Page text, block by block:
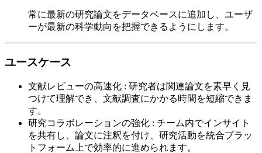
常に最新の研究論文をデータベースに追加し、ユーザ
ーが最新の科学動向を把握できるようにします。
ユースケース
文献レビューの高速化 : 研究者は関連論文を素早く見
つけて理解でき、文献調査にかかる時間を短縮できま
す。
研究コラボレーションの強化 : チーム内でインサイト
を共有し、論文に注釈を付け、研究活動を統合プラッ
トフォーム上で効率的に進められます。